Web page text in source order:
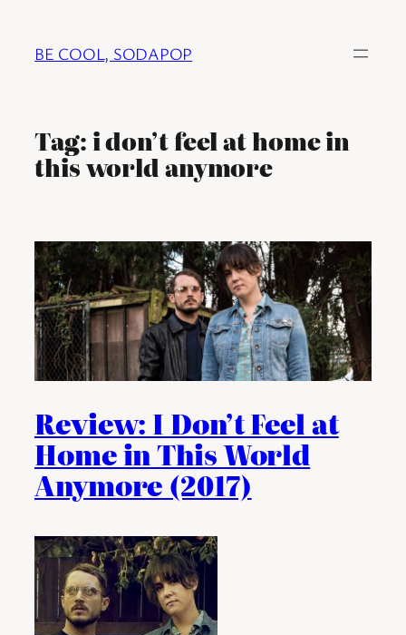
BE COOL, SODAPOP
Tag:i don’t feel at home in
this world anymore
Review: I Don’t Feel at
Home in This World
Anymore (2017)